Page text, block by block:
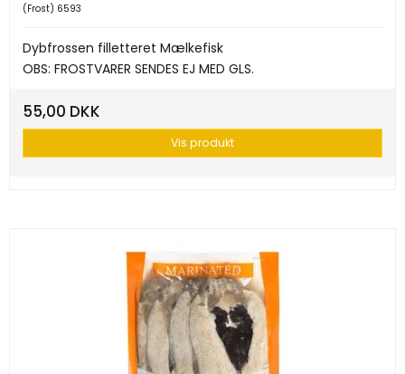
(Frost) 6593
Dybfrossen filletteret Mælkefisk
OBS: FROSTVARER SENDES EJ MED GLS.
55,00 DKK
Vis produkt